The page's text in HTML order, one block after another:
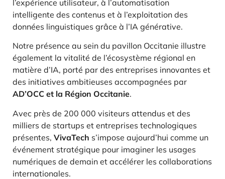
l’expérience utilisateur, à l’automatisation
intelligente des contenus et à l’exploitation des
données linguistiques grâce à l’IA générative.
Notre présence au sein du pavillon Occitanie illustre
également la vitalité de l’écosystème régional en
matière d’IA, porté par des entreprises innovantes et
des initiatives ambitieuses accompagnées par
AD’OCC et la Région Occitanie.
Avec près de 200 000 visiteurs attendus et des
milliers de startups et entreprises technologiques
présentes, VivaTech s’impose aujourd’hui comme un
événement stratégique pour imaginer les usages
numériques de demain et accélérer les collaborations
internationales.